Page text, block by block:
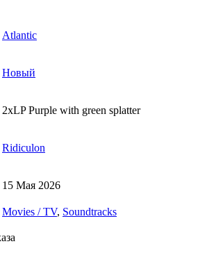
Atlantic
Новый
2xLP Purple with green splatter
Ridiculon
15 Мая 2026
Movies / TV, Soundtracks